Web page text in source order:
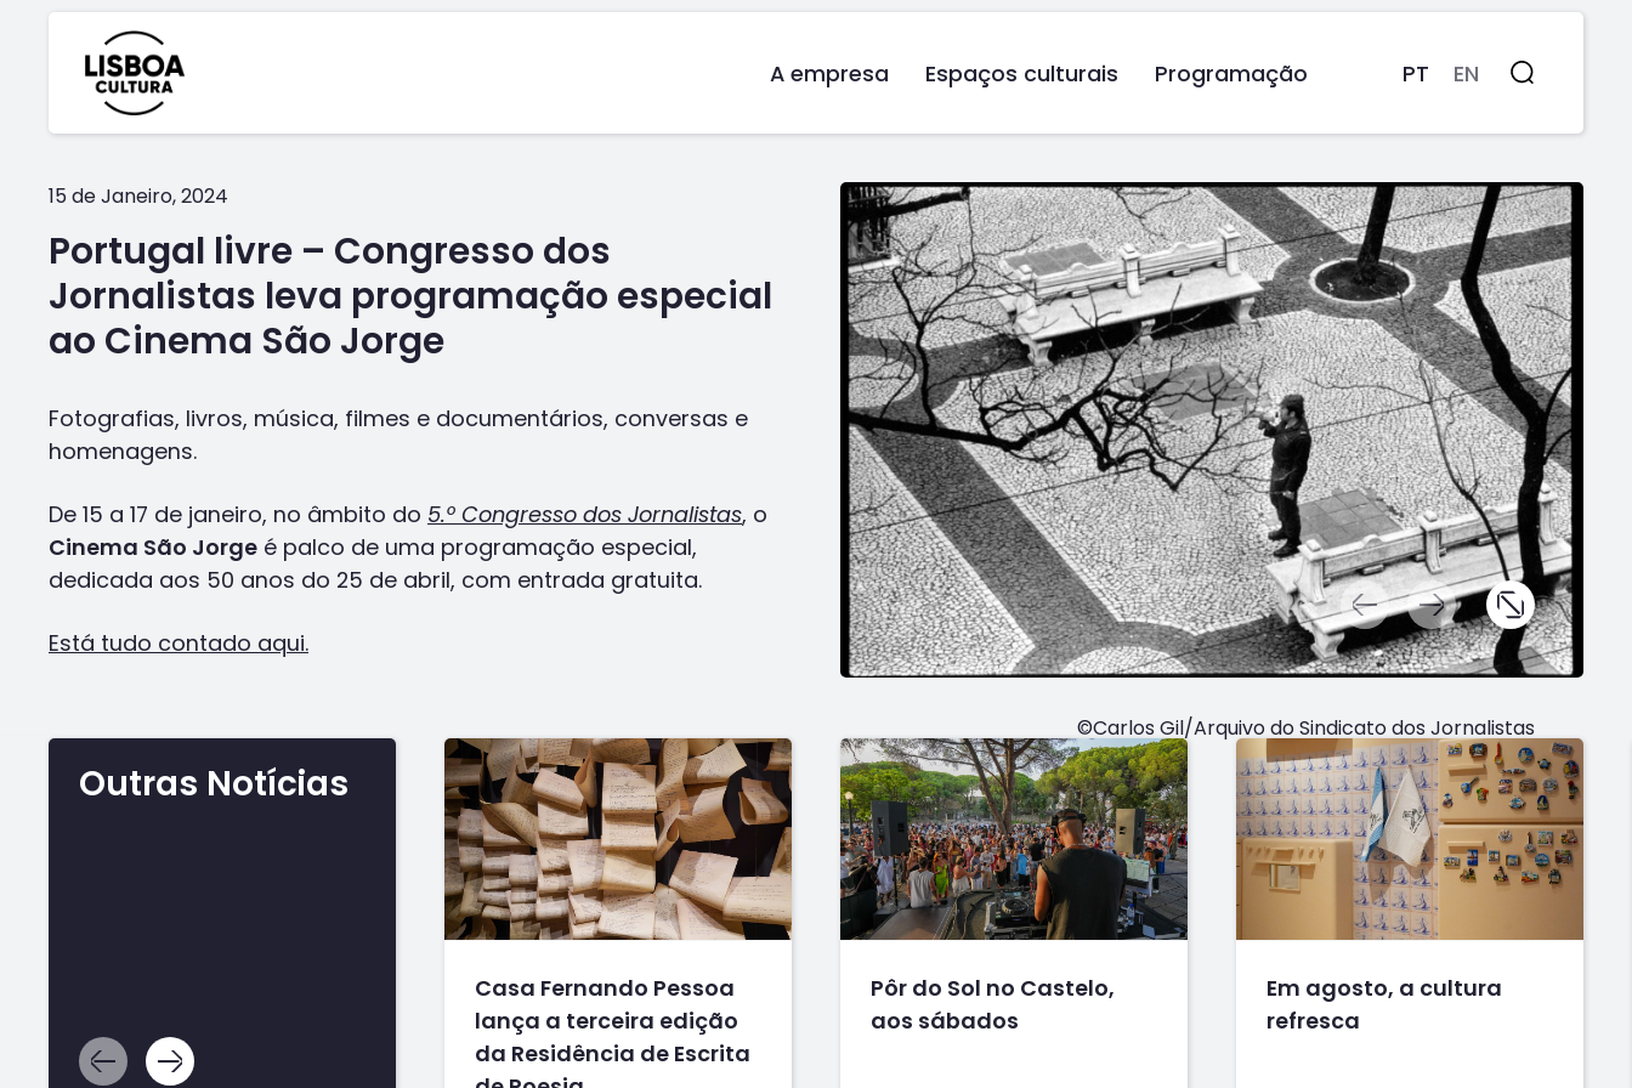
A empresa Espaços culturais Programação PT EN Pesquisa
15 de Janeiro, 2024
Portugal livre – Congresso dos
Jornalistas leva programação especial
ao Cinema São Jorge
Fotografias, livros, música, filmes e documentários, conversas e
homenagens.
De 15 a 17 de janeiro, no âmbito do 5.º Congresso dos Jornalistas, o
Cinema São Jorge é palco de uma programação especial,
dedicada aos 50 anos do 25 de abril, com entrada gratuita.
Está tudo contado aqui.
©Carlos Gil/Arquivo do Sindicato dos Jornalistas
Outras Notícias
Casa Fernando Pessoa
lança a terceira edição
da Residência de Escrita
Pôr do Sol no Castelo,
aos sábados
Em agosto, a cultura
refresca